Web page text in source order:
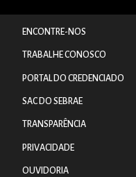
ENCONTRE-NOS
TRABALHE CONOSCO
PORTAL DO CREDENCIADO
SAC DO SEBRAE
TRANSPARÊNCIA
PRIVACIDADE
OUVIDORIA